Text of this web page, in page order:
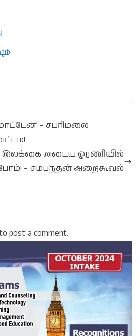
– சபரிமலை
இலக்கை அடைய ஓரணியில்
– சம்பந்தன் அறைகூவல்
post a comment.